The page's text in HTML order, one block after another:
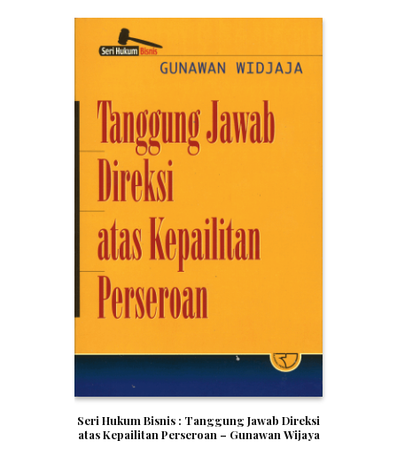
Seri Hukum Bisnis : Tanggung Jawab Direksi
atas Kepailitan Perseroan – Gunawan Wijaya